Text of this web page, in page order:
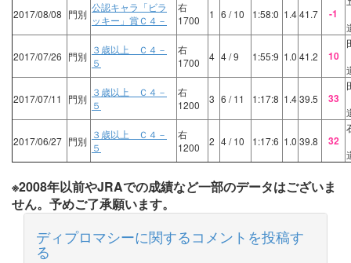
2017/08/08 門別
公認キャラ「ビラ
ッキー」賞Ｃ４－
右
1700
1 6 / 10 1:58:0 1.441.7 -1
2017/07/26 門別
３歳以上 Ｃ４－
５
右
1700
4 4/ 9 1:55:9 1.0 41.2 10
2017/07/11 門別
３歳以上 Ｃ４－
５
右
1200
3 6 / 11 1:17:8 1.439.5 33
2017/06/27 門別
３歳以上 Ｃ４－
５
右
1200
2 4/ 10 1:17:6 1.0 39.8 32
※2008年以前やJRAでの成績など一部のデータはございま
せん。予めご了承願います。
ディプロマシーに関するコメントを投稿す
る